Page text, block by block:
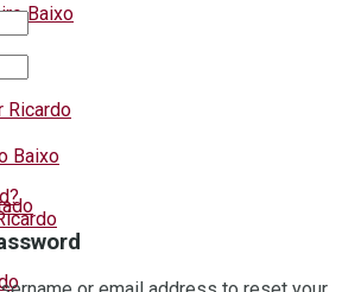
Baixo
Ricardo
Baixo